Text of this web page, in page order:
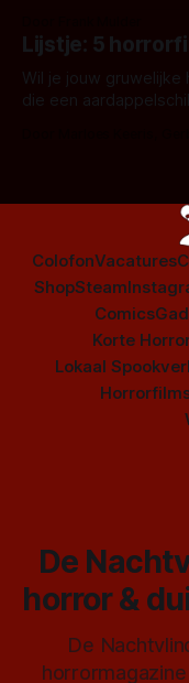
Amsterdamned of
is niet beperkt tot
Lijstje: 5
Wil je jouw
die een
ColofonVacatures
ShopSteam
Comics
Korte
Lokaal
De
horror &
De